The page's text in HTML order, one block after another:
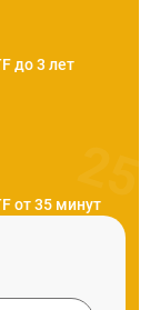
до 3 лет
от 35 минут